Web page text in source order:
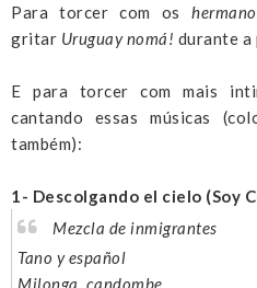
Para torcer com os
gritar Uruguay nomá! durante a
E para torcer com mais
cantando essas músicas
também):
1- Descolgando el cielo (Soy
Mezcla de inmigrantes
Tano y español
Milonga, candombe